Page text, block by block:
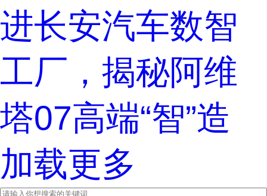
进长安汽车数智
工厂，揭秘阿维
塔07高端“智”造
加载更多